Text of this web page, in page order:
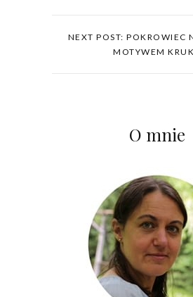
NEXT POST: POKROWIEC
MOTYWEM
O mnie